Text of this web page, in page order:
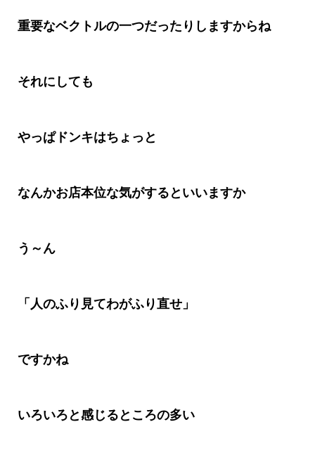
重要なベクトルの一つだったりしますからね
それにしても
やっぱドンキはちょっと
なんかお店本位な気がするといいますか
う～ん
「人のふり見てわがふり直せ」
ですかね
いろいろと感じるところの多い